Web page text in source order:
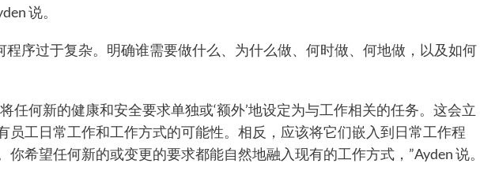
说。
程序过于复杂。明确谁需要做什么、为什么做、何时做、何地做，以及如何
任何新的健康和安全要求单独或‘额外’地设定为与工作相关的任务。这会立
员工日常工作和工作方式的可能性。相反，应该将它们嵌入到日常工作程
你希望任何新的或变更的要求都能自然地融入现有的工作方式，”Ayden 说。